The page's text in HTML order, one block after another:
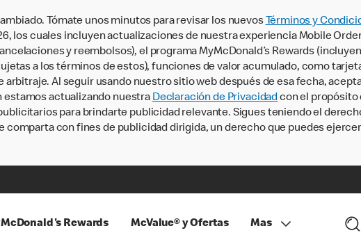
Tómate unos minutos para revisar los nuevos Términos y
los cuales incluyen actualizaciones de nuestra experiencia Mobile
y reembolsos), el programa MyMcDonald’s Rewards
a los términos de estos), funciones de valor acumulado, como
arbitraje. Al seguir usando nuestro sitio web después de esa fecha,
estamos actualizando nuestra Declaración de Privacidadcon el propósito
para brindarte publicidad relevante. Sigues teniendo el
con fines de publicidad dirigida, un derecho que puedes
Rewards McValue® y Ofertas Mas